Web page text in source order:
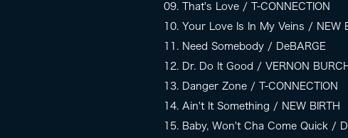
09. That's Love / T-CONNECTION
10. Your Love Is In My Veins / NEW
11. Need Somebody / DeBARGE
12. Dr. Do It Good / VERNON
13. Danger Zone / T-CONNECTION
14. Ain't It Something / NEW BIRTH
15. Baby, Won't Cha Come Quick /